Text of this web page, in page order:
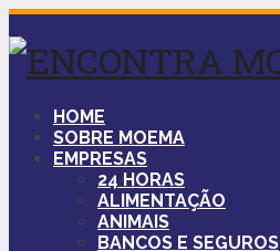
HOME
SOBRE MOEMA
EMPRESAS
24 HORAS
ALIMENTAÇÃO
ANIMAIS
BANCOS E SEGUROS